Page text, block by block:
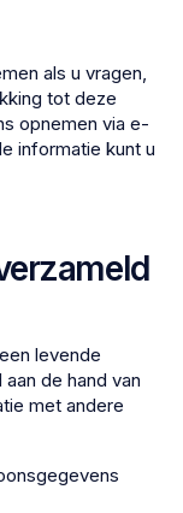
als u vragen,
tot deze
opnemen via e-
informatie kunt u
levende
de hand van
met andere